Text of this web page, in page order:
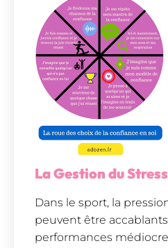
La Gestion du
Dans le sport, la
peuvent être
performances